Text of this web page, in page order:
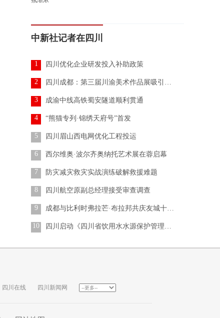
中新社记者在四川
1 四川优化企业研发投入补助政策
2 四川成都：第三届川渝美术作品展吸引参观者
3 成渝中线高铁蜀安隧道顺利贯通
4 “熊猫专列·锦绣天府号”首发
5 四川眉山西电网优化工程投运
6 西尔维奥·波尔齐奥纳托艺术展在蓉启幕
7 防灾减灾救灾实战演练破解救援难题
8 四川航空原副总经理接受审查调查
9 成都与比利时弗拉芒·布拉邦共庆友城十五载
10 四川启动《四川省饮用水水源保护管理条例》执法检查
四川在线 四川新闻网